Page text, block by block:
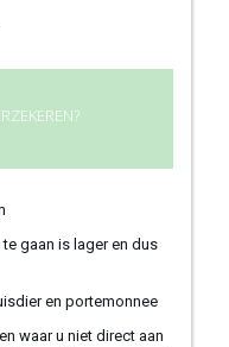
gaan is lager en dus
en portemonnee
waar u niet direct aan